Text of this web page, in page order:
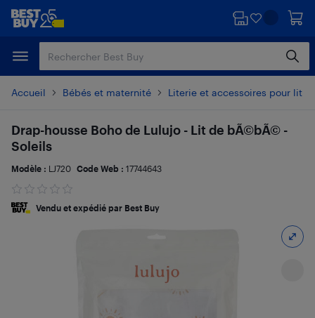
Passer
principal
Passer
Accueil Bébés et maternité Literie et accessoires pour lit
Drap-housse Boho de Lulujo - Lit de bÃ©bÃ© -
Soleils
Modèle : LJ720 Code Web : 17744643
Vendu et expédié par Best Buy